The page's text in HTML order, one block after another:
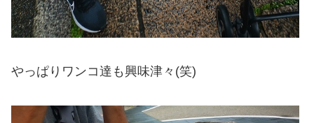
やっぱりワンコ達も興味津々(笑)